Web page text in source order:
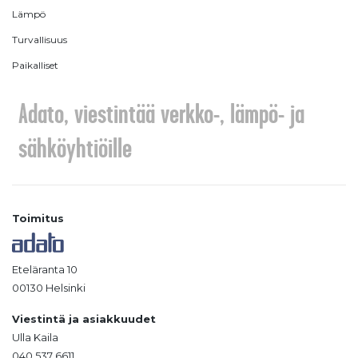
Lämpö
Turvallisuus
Paikalliset
Adato, viestintää verkko-, lämpö- ja
sähköyhtiöille
Toimitus
Eteläranta 10
00130 Helsinki
Viestintä ja asiakkuudet
Ulla Kaila